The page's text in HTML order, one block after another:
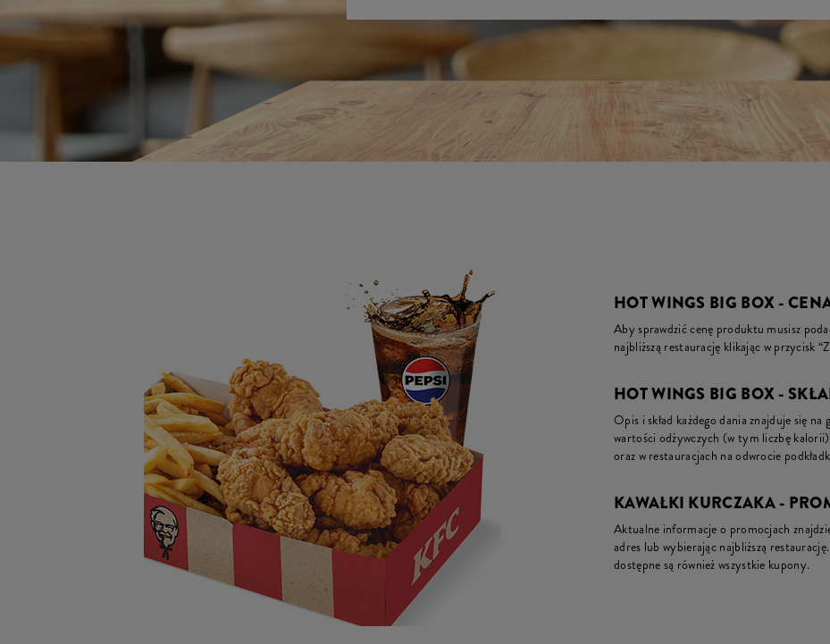
HOT WINGS BIG BOX -
Aby sprawdzić cenę produktu musisz
najbliższą restaurację klikając w przycisk
HOT WINGS BIG BOX -
Opis i skład każdego dania znajduje się
wartości odżywczych (w tym liczbę
oraz w restauracjach na odwrocie
KAWAŁKI KURCZAKA -
Aktualne informacje o promocjach
adres lub wybierając najbliższą
dostępne są również wszystkie kupony.